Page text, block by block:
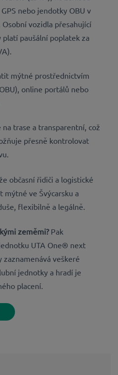
nebo jendotky OBU v
vozidla přesahující
paušální poplatek za
mýtné prostřednictvím
online portálů nebo
na trase a transparentní, což
přesně kontrolovat
občasní řidiči a logistické
ve Švýcarsku a
flexibilně a legálně.
zeměmi?Pak
UTA One® next
zaznamenává veškeré
jednotky a hradí je
placení.